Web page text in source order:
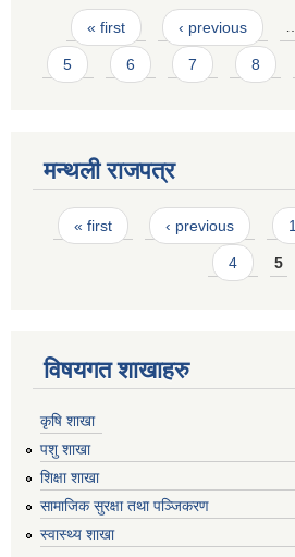
Pages
« first ‹ previous
5 6 7 8
मन्थली राजपत्र
Pages
« first ‹ previous 1
4 5
विषयगत शाखाहरु
कृषि शाखा
पशु शाखा
शिक्षा शाखा
सामाजिक सुरक्षा तथा पञ्जिकरण
स्वास्थ्य शाखा